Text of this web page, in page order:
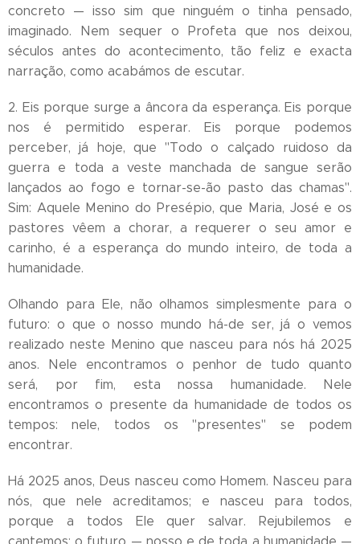
concreto — isso sim que ninguém o tinha pensado,
imaginado. Nem sequer o Profeta que nos deixou,
séculos antes do acontecimento, tão feliz e exacta
narração, como acabámos de escutar.
2. Eis porque surge a âncora da esperança. Eis porque
nos é permitido esperar. Eis porque podemos
perceber, já hoje, que "Todo o calçado ruidoso da
guerra e toda a veste manchada de sangue serão
lançados ao fogo e tornar-se-ão pasto das chamas".
Sim: Aquele Menino do Presépio, que Maria, José e os
pastores vêem a chorar, a requerer o seu amor e
carinho, é a esperança do mundo inteiro, de toda a
humanidade.
Olhando para Ele, não olhamos simplesmente para o
futuro: o que o nosso mundo há-de ser, já o vemos
realizado neste Menino que nasceu para nós há 2025
anos. Nele encontramos o penhor de tudo quanto
será, por fim, esta nossa humanidade. Nele
encontramos o presente da humanidade de todos os
tempos: nele, todos os "presentes" se podem
encontrar.
Há 2025 anos, Deus nasceu como Homem. Nasceu para
nós, que nele acreditamos; e nasceu para todos,
porque a todos Ele quer salvar. Rejubilemos e